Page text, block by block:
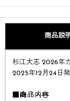
商品説
杉江大志 2026年
2025年12月24日発
■商品内容